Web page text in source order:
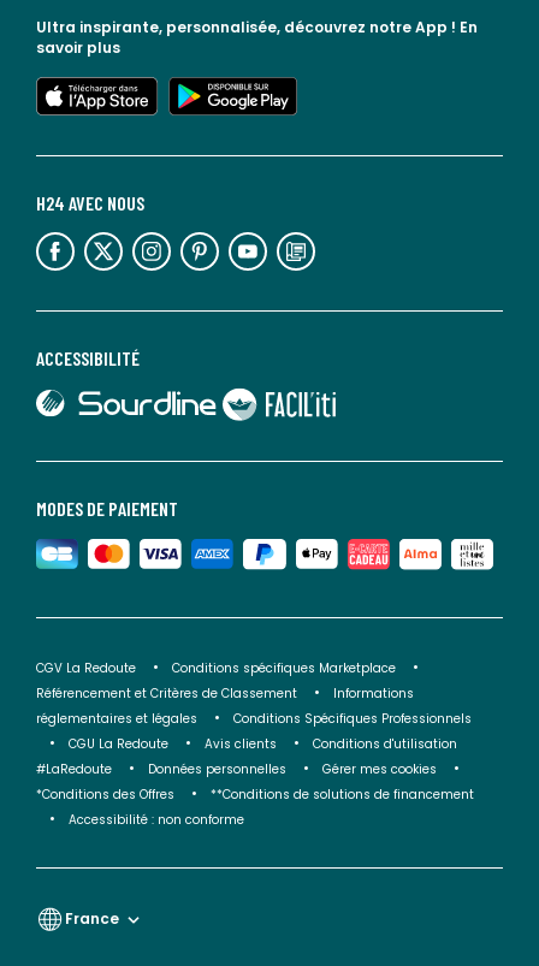
MODES DE PAIEMENT
ACCESSIBILITÉ
lien vers Sourdline
lien vers Faciliti
H24 AVEC NOUS
lien vers l'espace réseaux sociaux lien vers l'espace réseaux sociaux lien vers l'espace réseaux sociaux lien vers l'espace réseaux sociaux lien vers l'espace réseaux sociaux lien vers le blog la redoute
Ultra inspirante, personnalisée, découvrez notre App ! En
savoir plus
lien vers l'app store
lien vers google play
CGV La Redoute
Conditions spécifiques Marketplace
Référencement et Critères de Classement
Informations
réglementaires et légales
Conditions Spécifiques Professionnels
CGU La Redoute
Avis clients
Conditions d'utilisation
#LaRedoute
Données personnelles
Gérer mes cookies
*Conditions des Offres
**Conditions de solutions de financement
Accessibilité : non conforme
France